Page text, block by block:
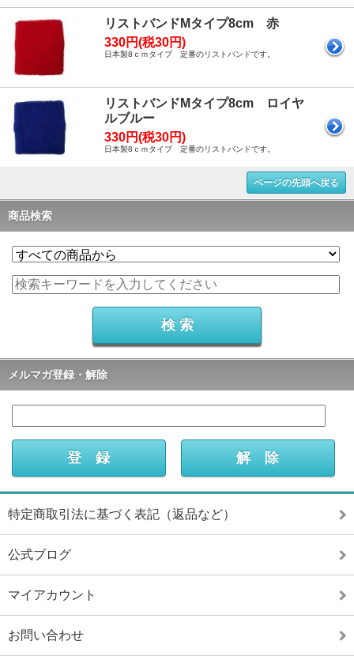
リストバンドMタイプ8cm 赤
330円(税30円)
日本製8ｃｍタイプ 定番のリストバンドです。
リストバンドMタイプ8cm ロイヤ
ルブルー
330円(税30円)
日本製8ｃｍタイプ 定番のリストバンドです。
ページの先頭へ戻る
商品検索
メルマガ登録・解除
特定商取引法に基づく表記（返品など）
公式ブログ
マイアカウント
お問い合わせ